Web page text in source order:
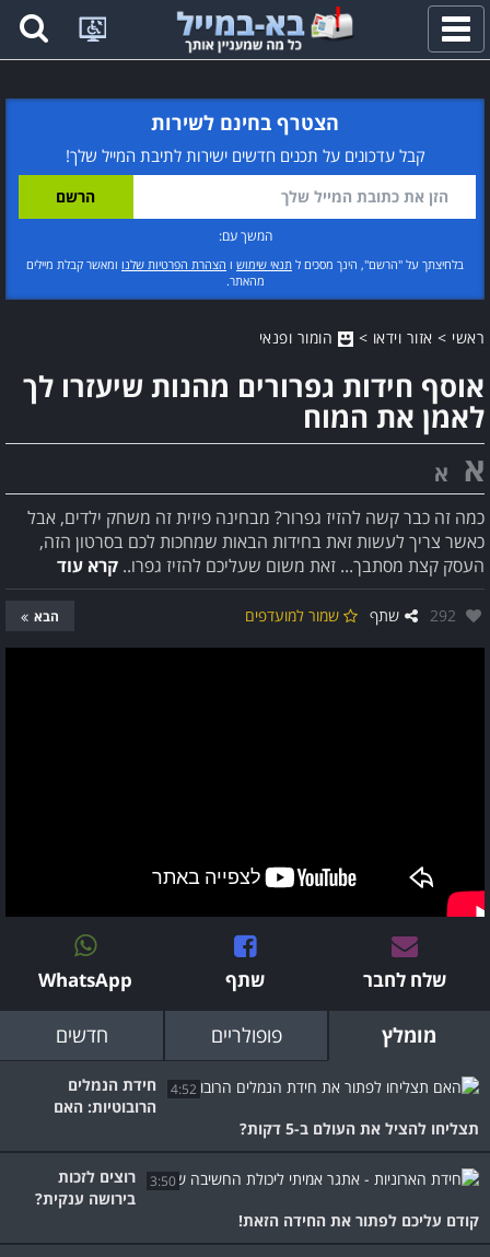
פתח
תפריט
הצטרף בחינם לשירות
קבל עדכונים על תכנים חדשים ישירות לתיבת המייל שלך!
המשך עם:
בלחיצתך על "הרשם", הינך מסכים ל תנאי שימוש ו הצהרת הפרטיות שלנו ומאשר קבלת מיילים
מהאתר.
ראשי > אזור וידאו > הומור ופנאי
אוסף חידות גפרורים מהנות שיעזרו לך
לאמן את המוח
א א
כמה זה כבר קשה להזיז גפרור? מבחינה פיזית זה משחק ילדים, אבל
כאשר צריך לעשות זאת בחידות הבאות שמחכות לכם בסרטון הזה,
העסק קצת מסתבך... זאת משום שעליכם להזיז גפרו.. קרא עוד
אהבו:
292 שתף שמור למועדפים הבא
שלח לחבר שתף WhatsApp
מומלץ פופולריים חדשים
4:52
חידת הנמלים
הרובוטיות: האם
תצליחו להציל את העולם ב-5 דקות?
3:50
רוצים לזכות
בירושה ענקית?
קודם עליכם לפתור את החידה הזאת!